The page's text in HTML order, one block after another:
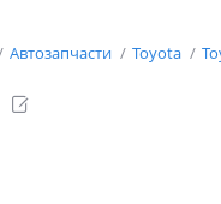
Автозапчасти Toyota